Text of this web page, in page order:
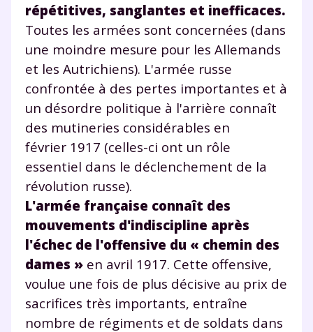
répétitives, sanglantes et inefficaces.
Toutes les armées sont concernées (dans
une moindre mesure pour les Allemands
et les Autrichiens). L'armée russe
confrontée à des pertes importantes et à
un désordre politique à l'arrière connaît
des mutineries considérables en
février 1917 (celles-ci ont un rôle
essentiel dans le déclenchement de la
révolution russe).
L'armée française connaît des
mouvements d'indiscipline après
l'échec de l'offensive du « chemin des
dames » en avril 1917. Cette offensive,
voulue une fois de plus décisive au prix de
sacrifices très importants, entraîne
nombre de régiments et de soldats dans